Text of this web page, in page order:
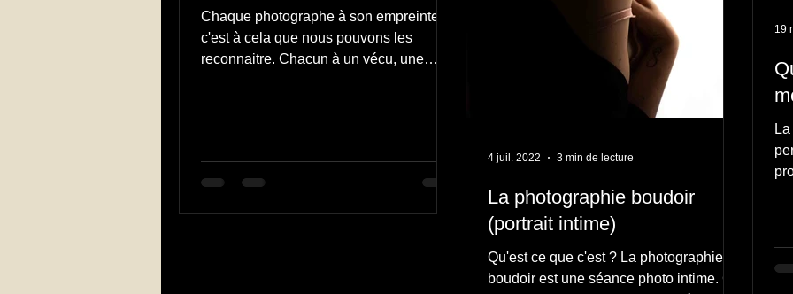
Chaque photographe à son empreinte et
c'est à cela que nous pouvons les
reconnaitre. Chacun à un vécu, une
La photographie boudoir
(portrait intime)
Qu'est ce que c'est ? La photographie
boudoir est une séance photo intime. Ce
4 juil. 2022 3 min de lecture
19